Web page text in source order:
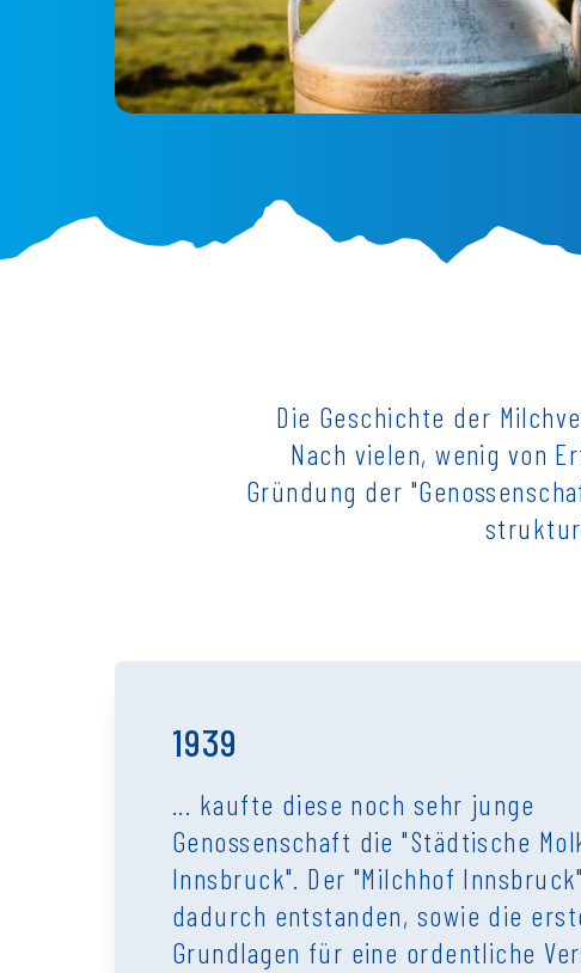
Die Geschichte der
Nach vielen, wenig von
Gründung der
1939
... kaufte diese noch sehr junge
Genossenschaft die "Städtische
Innsbruck". Der "Milchhof
dadurch entstanden, sowie die
Grundlagen für eine ordentliche